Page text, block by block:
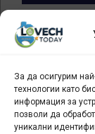
За да осигурим
технологии като
информация за
позволи да
уникални
Архив
новини
Арт